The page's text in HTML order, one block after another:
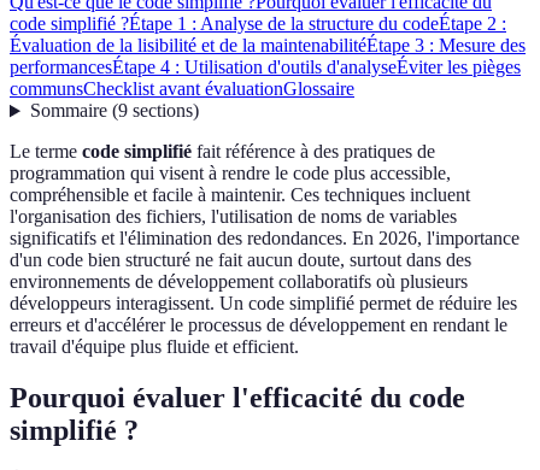
code simplifié ?Étape 1 : Analyse de la structure du codeÉtape 2 :
Évaluation de la lisibilité et de la maintenabilitéÉtape 3 : Mesure des
performancesÉtape 4 : Utilisation d'outils d'analyseÉviter les pièges
communsChecklist avant évaluationGlossaire
Sommaire(9 sections)
Le terme code simplifié fait référence à des pratiques de
programmation qui visent à rendre le code plus accessible,
compréhensible et facile à maintenir. Ces techniques incluent
l'organisation des fichiers, l'utilisation de noms de variables
significatifs et l'élimination des redondances. En 2026, l'importance
d'un code bien structuré ne fait aucun doute, surtout dans des
environnements de développement collaboratifs où plusieurs
développeurs interagissent. Un code simplifié permet de réduire les
erreurs et d'accélérer le processus de développement en rendant le
travail d'équipe plus fluide et efficient.
Pourquoi évaluer l'efficacité du code
simplifié ?